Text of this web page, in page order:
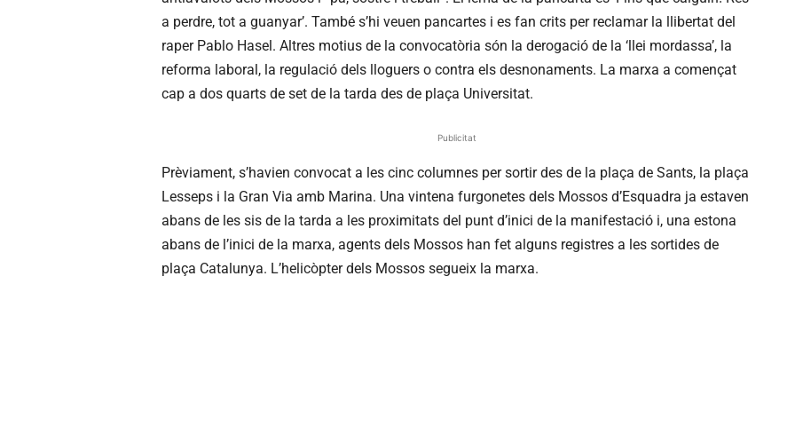
a perdre, tot a guanyar’. També s’hi veuen pancartes i es fan crits per reclamar la llibertat del
raper Pablo Hasel. Altres motius de la convocatòria són la derogació de la ‘llei mordassa’, la
reforma laboral, la regulació dels lloguers o contra els desnonaments. La marxa a començat
cap a dos quarts de set de la tarda des de plaça Universitat.
Publicitat
Prèviament, s’havien convocat a les cinc columnes per sortir des de la plaça de Sants, la plaça
Lesseps i la Gran Via amb Marina. Una vintena furgonetes dels Mossos d’Esquadra ja estaven
abans de les sis de la tarda a les proximitats del punt d’inici de la manifestació i, una estona
abans de l’inici de la marxa, agents dels Mossos han fet alguns registres a les sortides de
plaça Catalunya. L’helicòpter dels Mossos segueix la marxa.